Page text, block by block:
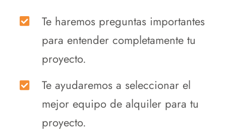
Te haremos preguntas importantes
para entender completamente tu
proyecto.
Te ayudaremos a seleccionar el
mejor equipo de alquiler para tu
proyecto.